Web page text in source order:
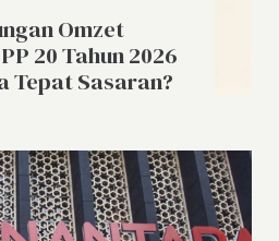
Omzet
20 Tahun 2026
Tepat Sasaran?